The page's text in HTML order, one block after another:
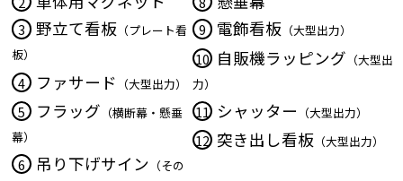
3 野立て看板 （プレート看
板）
4 ファサード （大型出力）
5 フラッグ （横断幕・懸垂
幕）
6 吊り下げサイン （その
9 電飾看板 （大型出力）
10 自販機ラッピング （大型出
力）
11 シャッター （大型出力）
12 突き出し看板 （大型出力）